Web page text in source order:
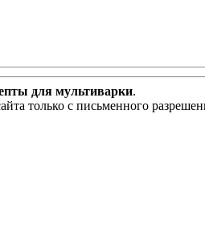
для мультиварки.
только с письменного